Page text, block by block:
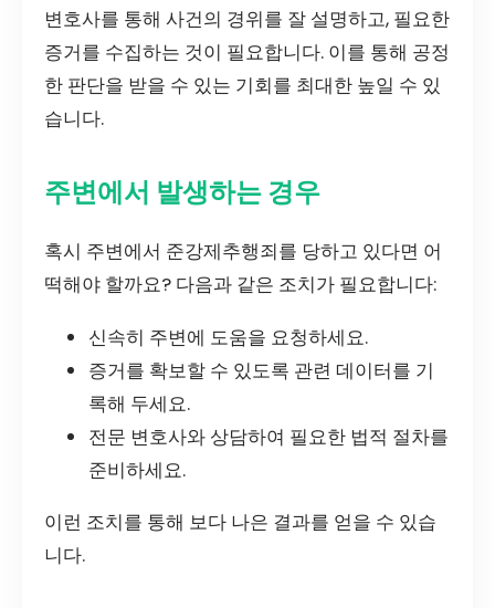
변호사를 통해 사건의 경위를 잘 설명하고, 필요한
증거를 수집하는 것이 필요합니다. 이를 통해 공정
한 판단을 받을 수 있는 기회를 최대한 높일 수 있
습니다.
주변에서 발생하는 경우
혹시 주변에서 준강제추행죄를 당하고 있다면 어
떡해야 할까요? 다음과 같은 조치가 필요합니다:
신속히 주변에 도움을 요청하세요.
증거를 확보할 수 있도록 관련 데이터를 기
록해 두세요.
전문 변호사와 상담하여 필요한 법적 절차를
준비하세요.
이런 조치를 통해 보다 나은 결과를 얻을 수 있습
니다.